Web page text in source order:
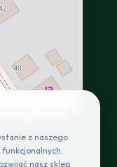
VIEW
z naszego
nasz sklep.